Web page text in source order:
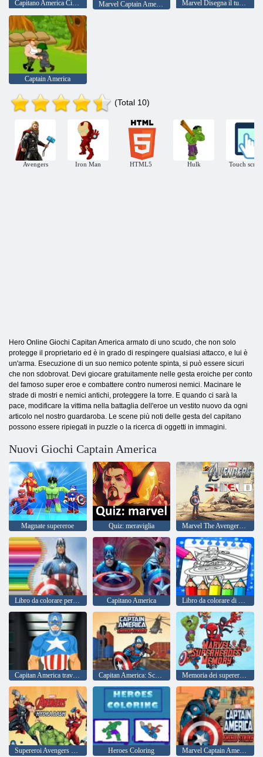
Capitano America Civil War Polsaw Marvel Captain America Shield Strike Marvel Disegna il tuo eroe
Captain America
(Total 10)
Avengers Iron Man HTML5 Hulk Touch
Hero Online Giochi Capitan America armato di uno scudo, che non solo
protegge il proprietario ed è in grado di respingere qualsiasi attacco, e lui è
un'arma. Esecuzione di un suo nemico potente spinta, si può essere sicuri
che non sdobrovat. Devi giocare gratuitamente nelle gesta eroiche per conto
del famoso super eroe e combattere contro numerosi nemici. Macinare le
strade di mostri e nemici antichi, proteggere la torre. E quando ci sarà la
pace, modificare la vittima nella battaglia dell'eroe un vestito nuovo da ogni
articolo nel nostro guardaroba. Le scene più noti delle gesta del capitano
possono essere ripiegati in puzzle o la ricerca di oggetti in immagini.
Nuovi Giochi Captain America
Magnate supereroe Quiz: meraviglia
Libro da colorare per Capitan America Capitano America Libro da colorare di Capitan America
Capitan America travestimento Capitan America: Scudo Strike Memoria dei supereroi Marvel
Supereroi Avengers Hydra Dash Heroes Coloring Marvel Captain America Shield Strike